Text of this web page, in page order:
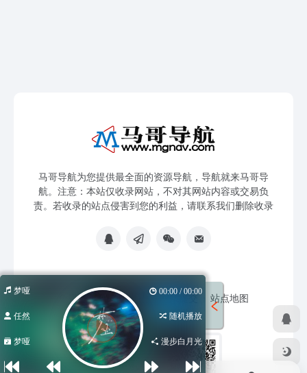
马哥导航为您提供最全面的资源导航，导航就来马哥导
航。注意：本站仅收录网站，不对其网站内容或交易负
责。若收录的站点侵害到您的利益，请联系我们删除收录
免责声明 友链申请 网站提交 站点地图
梦哑 00:00 / 00:00
任然 随机播放
梦哑 漫步白月光